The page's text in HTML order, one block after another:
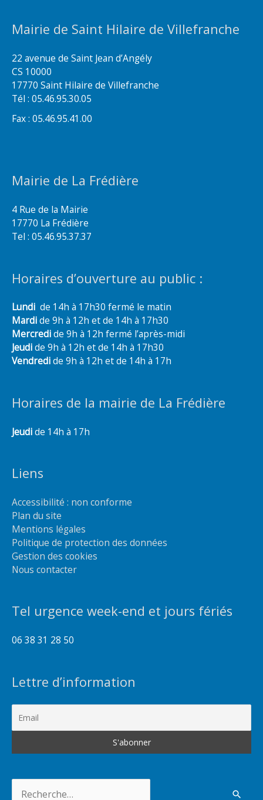
Mairie de Saint Hilaire de Villefranche
22 avenue de Saint Jean d’Angély
CS 10000
17770 Saint Hilaire de Villefranche
Tél : 05.46.95.30.05
Fax : 05.46.95.41.00
Mairie de La Frédière
4 Rue de la Mairie
17770 La Frédière
Tel : 05.46.95.37.37
Horaires d’ouverture au public :
Lundi de 14h à 17h30 fermé le matin
Mardide 9h à 12h et de 14h à 17h30
Mercredide 9h à 12h fermé l’après-midi
Jeudide 9h à 12h et de 14h à 17h30
Vendredide 9h à 12h et de 14h à 17h
Horaires de la mairie de La Frédière
Jeudide 14h à 17h
Liens
Accessibilité : non conforme
Plan du site
Mentions légales
Politique de protection des données
Gestion des cookies
Nous contacter
Tel urgence week-end et jours fériés
06 38 31 28 50
Lettre d’information